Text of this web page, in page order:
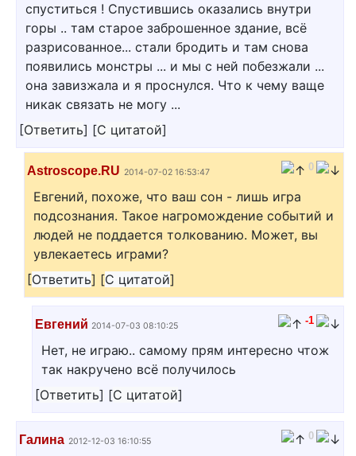
спуститься ! Спустившись оказались внутри
горы .. там старое заброшенное здание, всё
разрисованное... стали бродить и там снова
появились монстры ... и мы с ней побезжали ...
она завизжала и я проснулся. Что к чему ваще
никак связать не могу ...
[Ответить] [С цитатой]
Astroscope.RU 2014-07-02 16:53:47 0
Евгений, похоже, что ваш сон - лишь игра
подсознания. Такое нагромождение событий и
людей не поддается толкованию. Может, вы
увлекаетесь играми?
[Ответить] [С цитатой]
Евгений 2014-07-03 08:10:25 -1
Нет, не играю.. самому прям интересно чтож
так накручено всё получилось
[Ответить] [С цитатой]
Галина 2012-12-03 16:10:55 0